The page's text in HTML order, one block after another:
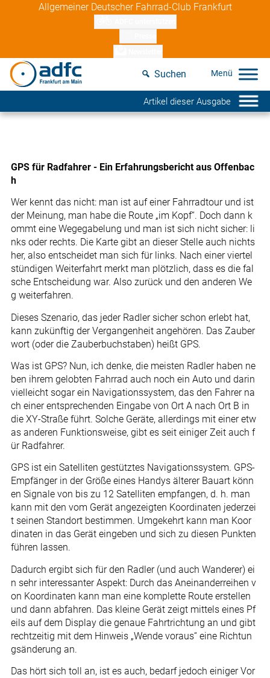
Allgemeiner Deutscher Fahrrad-Club Frankfurt
Suchen
Artikel dieser Ausgabe
GPS für Radfahrer - Ein Erfahrungsbericht aus Offenbac
h
Wer kennt das nicht: man ist auf einer Fahrradtour und ist
der Meinung, man habe die Route „im Kopf“. Doch dann k
ommt eine Wegegabelung und man ist sich nicht sicher: li
nks oder rechts. Die Karte gibt an dieser Stelle auch nichts
her, also entscheidet man sich für links. Nach einer viertel
stündigen Weiterfahrt merkt man plötzlich, dass es die fal
sche Entscheidung war. Also zurück und den anderen We
g weiterfahren.
Dieses Szenario, das jeder Radler sicher schon erlebt hat,
kann zukünftig der Vergangenheit angehören. Das Zauber
wort (oder die Zauberbuchstaben) heißt GPS.
Was ist GPS? Nun, ich denke, die meisten Radler haben ne
ben ihrem gelobten Fahrrad auch noch ein Auto und darin
vielleicht sogar ein Navigationssystem, das den Fahrer na
ch einer entsprechenden Eingabe von Ort A nach Ort B in
die XY-Straße führt. Solche Geräte, allerdings mit einer etw
as anderen Funktionsweise, gibt es seit einiger Zeit auch f
ür Radfahrer.
GPS ist ein Satelliten gestütztes Navigationssystem. GPS-
Empfänger in der Größe eines Handys älterer Bauart könn
en Signale von bis zu 12 Satelliten empfangen, d. h. man
kann mit den vom Gerät angezeigten Koordinaten jederzei
t seinen Standort bestimmen. Umgekehrt kann man Koor
dinaten in das Gerät eingeben und sich zu diesen Punkten
führen lassen.
Dadurch ergibt sich für den Radler (und auch Wanderer) ei
n sehr interessanter Aspekt: Durch das Aneinanderreihen v
on Koordinaten kann man eine komplette Route erstellen
und dann abfahren. Das kleine Gerät zeigt mittels eines Pf
eils auf dem Display die genaue Fahrtrichtung an und gibt
rechtzeitig mit dem Hinweis „Wende voraus“ eine Richtun
gsänderung an.
Das hört sich toll an, ist es auch, bedarf jedoch einiger Vor